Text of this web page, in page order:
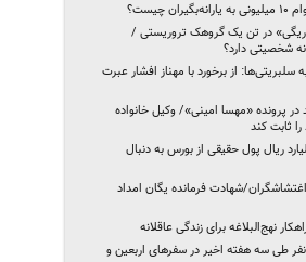
چیست؟
ریگی» در تن یک گروهک تروریستی /
شخصیتی دارد؟
سلبریتی‌ها: از برخورد با مهناز افشار عبرت
پرونده «مهسا امینی»/ وکیل خانواده
ثابت کند
میلیارد ریال پول حقیقی‌‌ از بورس به دنبال
شهادت فرمانده یگان امداد
نفر طی سه هفته اخیر در سفرهای اربعین و